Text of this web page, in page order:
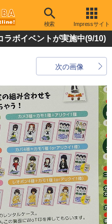
検索 Impressサイト
ボイベントが実施中(9/10)
次の画像